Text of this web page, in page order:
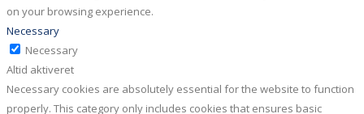
on your browsing experience.
Necessary
Necessary
Altid aktiveret
Necessary cookies are absolutely essential for the website to function
properly. This category only includes cookies that ensures basic